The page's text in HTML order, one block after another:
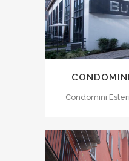
Condomini